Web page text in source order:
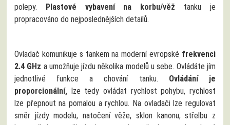
polepy. Plastové vybavení na korbu/věž tanku je
propracováno do nejposlednějších detailů.
Ovladač komunikuje s tankem na moderní evropské frekvenci
2.4 GHz a umožňuje jízdu několika modelů u sebe. Ovládáte jím
jednotlivé funkce a chování tanku. Ovládání je
proporcionální, lze tedy ovládat rychlost pohybu, rychlost
lze přepnout na pomalou a rychlou. Na ovladači lze regulovat
směr jízdy modelu, natočení věže, sklon kanonu, střelbu z